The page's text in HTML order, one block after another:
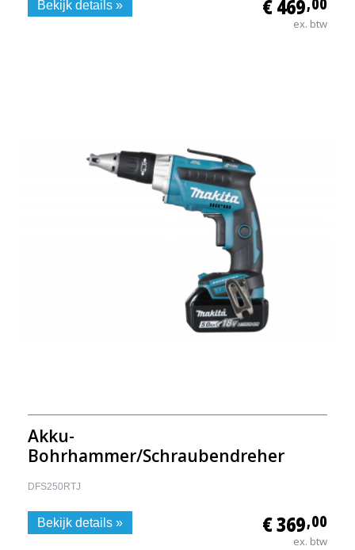
€ 469
ex. btw
Bekijk details »
Akku-
Bohrhammer/Schraubendreher
DFS250RTJ
€ 369,00
ex. btw
Bekijk details »